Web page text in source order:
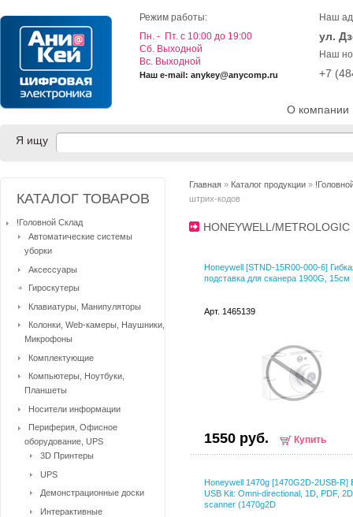
О компании
Режим работы:
Пн. - Пт. с 10:00 до 19:00
Cб. Выходной
Вс. Выходной
Наш e-mail: anykey@anycomp.ru
Наш
ул.
Наш
+7
Я ищу
Главная » Каталог продукции »
штрих-кодов
HONEYWELL/
Honeywell [STND-15R00-000-6]
подставка для сканера 1900G, 15см
Арт. 1465139
1550 руб. Купить
Honeywell 1470g [1470G2D-2USB-R]
USB Kit: Omni-directional, 1D, PDF,
scanner (1470g2D
КАТАЛОГ ТОВАРОВ
!Головной Склад
Автоматические системы
уборки
Аксессуары
Гироскутеры
Клавиатуры, Манипуляторы
Колонки, Web-камеры, Наушники,
Микрофоны
Комплектующие
Компьютеры, Ноутбуки,
Планшеты
Носители информации
Периферия, Офисное
оборудование, UPS
3D Принтеры
UPS
Демонстрационные доски
Интерактивные